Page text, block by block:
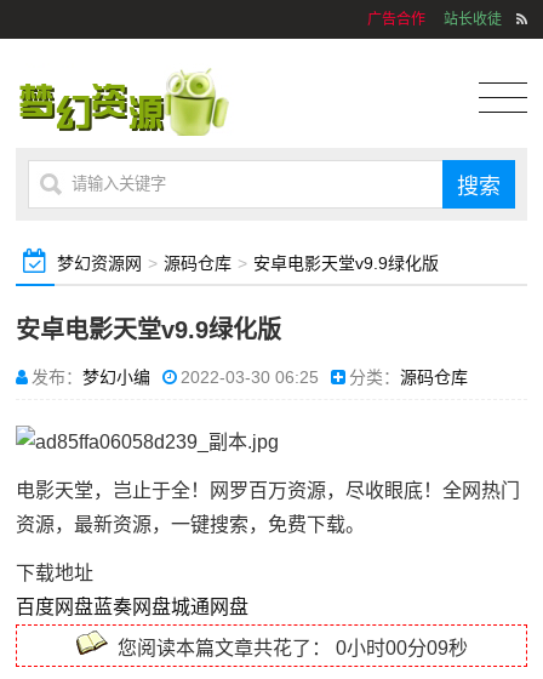
广告合作 站长收徒
梦幻资源网 > 源码仓库 > 安卓电影天堂v9.9绿化版
安卓电影天堂v9.9绿化版
发布：梦幻小编 2022-03-30 06:25 分类：源码仓库
电影天堂，岂止于全！网罗百万资源，尽收眼底！全网热门
资源，最新资源，一键搜索，免费下载。
下载地址
百度网盘蓝奏网盘城通网盘
您阅读本篇文章共花了：
0小时00分09秒